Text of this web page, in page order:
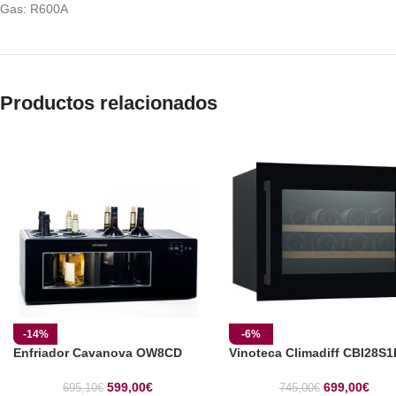
Gas: R600A
Productos relacionados
-14%
Enfriador Cavanova OW8CD
695,10€ 599,00€
-6%
Vinoteca Climadiff
745,00€ 699,00€